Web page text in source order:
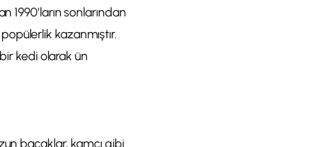
1990’ların sonlarından
kazanmıştır.
kedi olarak ün
bacaklar, kamçı gibi